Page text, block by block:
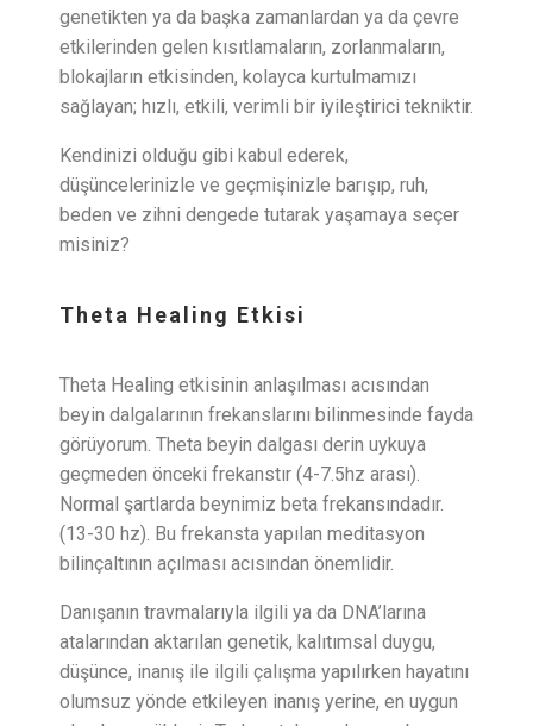
genetikten ya da başka zamanlardan ya da çevre
etkilerinden gelen kısıtlamaların, zorlanmaların,
blokajların etkisinden, kolayca kurtulmamızı
sağlayan; hızlı, etkili, verimli bir iyileştirici tekniktir.
Kendinizi olduğu gibi kabul ederek,
düşüncelerinizle ve geçmişinizle barışıp, ruh,
beden ve zihni dengede tutarak yaşamaya seçer
misiniz?
Theta Healing Etkisi
Theta Healing etkisinin anlaşılması acısından
beyin dalgalarının frekanslarını bilinmesinde fayda
görüyorum. Theta beyin dalgası derin uykuya
geçmeden önceki frekanstır (4-7.5hz arası).
Normal şartlarda beynimiz beta frekansındadır.
(13-30 hz). Bu frekansta yapılan meditasyon
bilinçaltının açılması acısından önemlidir.
Danışanın travmalarıyla ilgili ya da DNA’larına
atalarından aktarılan genetik, kalıtımsal duygu,
düşünce, inanış ile ilgili çalışma yapılırken hayatını
olumsuz yönde etkileyen inanış yerine, en uygun